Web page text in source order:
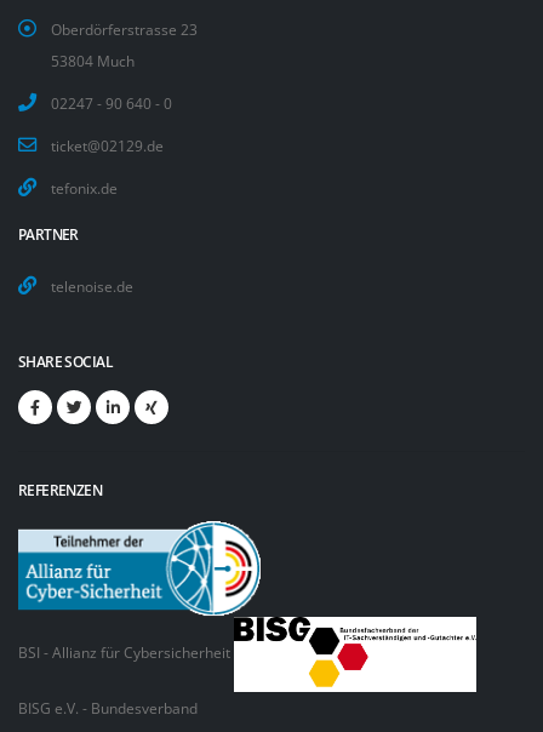
Oberdörferstrasse 23
53804 Much
02247 - 90 640 - 0
ticket@02129.de
tefonix.de
PARTNER
telenoise.de
SHARE SOCIAL
REFERENZEN
BSI - Allianz für Cybersicherheit
BISG e.V. - Bundesverband